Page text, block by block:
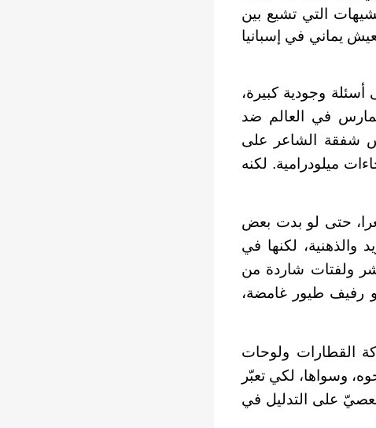
التي تشيع بين
يماني في إسبانيا
أسئلة وجودية كبيرة،
تمارس في العالم ضد
شفقة الشاعر على
ميلودرامية. لكنه
حتى لو بدت بعض
والذهنية، لكنها في
ولفتات شاردة من
رفيف طيور غامضة،
القطارات ولوحات
وسواها، لكي تعبّر
على التدليل في